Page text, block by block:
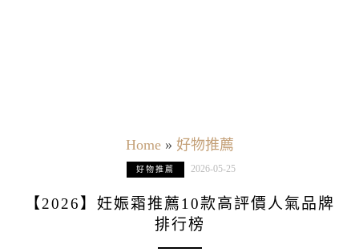
Home» 好物推薦
好物推薦 2026-05-25
【2026】妊娠霜推薦10款高評價人氣品牌
排行榜